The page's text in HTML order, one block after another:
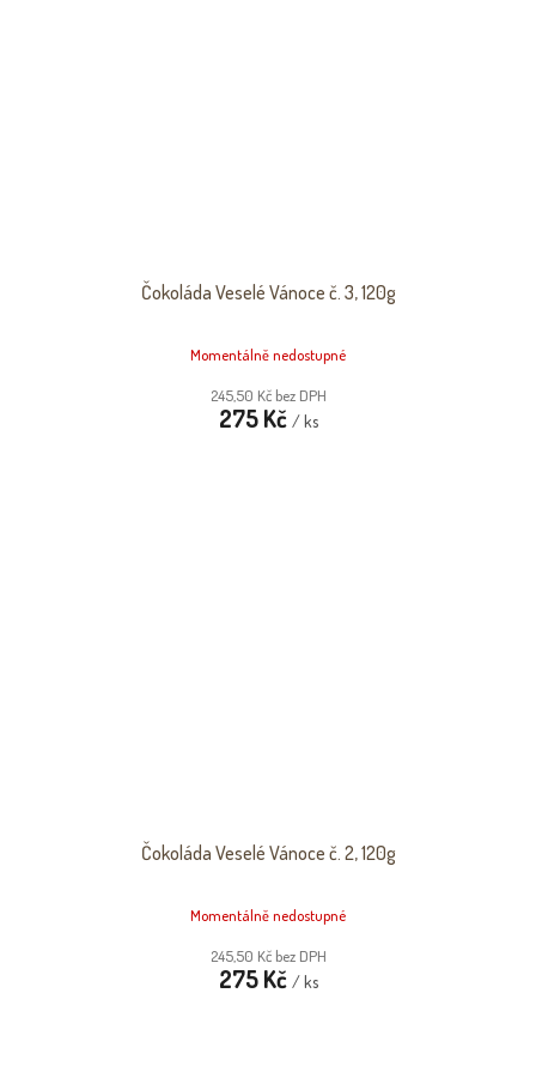
Čokoláda Veselé Vánoce č. 3, 120g
Momentálně nedostupné
245,50 Kč bez DPH
275 Kč / ks
Čokoláda Veselé Vánoce č. 2, 120g
Momentálně nedostupné
245,50 Kč bez DPH
275 Kč / ks